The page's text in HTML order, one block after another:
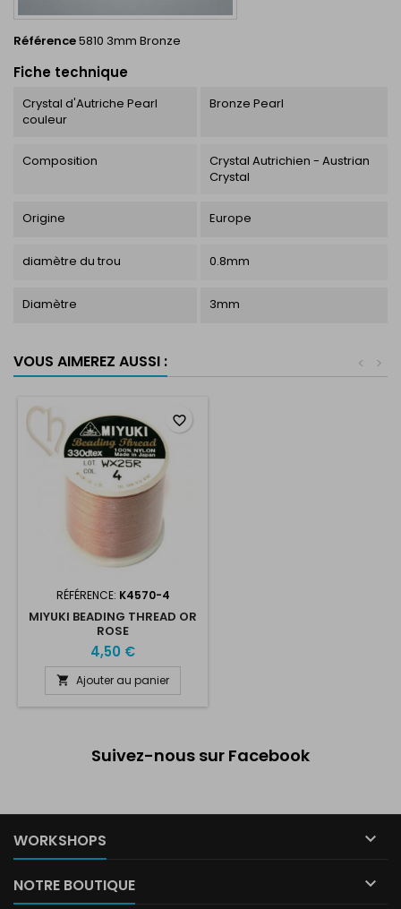
Référence5810 3mm Bronze
Fiche technique
Crystal d'Autriche Pearl
couleur
Bronze Pearl
Composition
Crystal Autrichien - Austrian
Crystal
Origine Europe
diamètre du trou 0.8mm
Diamètre 3mm
VOUS AIMEREZ AUSSI : >
<
RÉFÉRENCE: K4570-4
MIYUKI BEADING THREAD OR
ROSE
4,50 €
 Ajouter au panier
favorite_border
Suivez-nous sur Facebook
WORKSHOPS 
NOTRE BOUTIQUE 